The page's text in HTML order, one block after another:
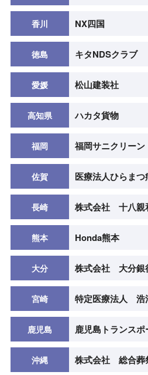
香川 NX四国
徳島 キタNDSクラブ
愛媛 松山建装社
高知県 ハカタ貨物
福岡 福岡サニクリーン
佐賀 医療法人ひらまつ
長崎 株式会社 十八親
熊本 Honda熊本
大分 株式会社 大分銀
宮崎 特定医療法人
鹿児島 鹿児島トランスポ
沖縄 株式会社 総合葬